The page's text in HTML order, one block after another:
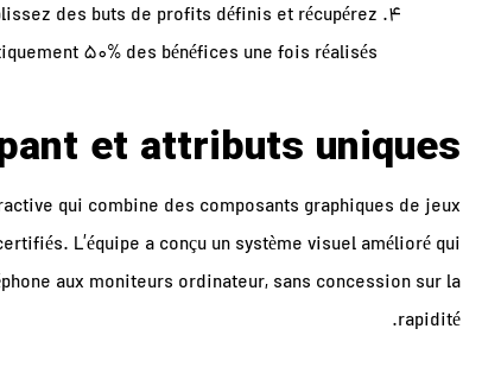
des buts de profits définis et récupérez
50% des bénéfices une fois réalisés
et attributs uniques
qui combine des composants graphiques de jeux
L’équipe a conçu un système visuel amélioré qui
aux moniteurs ordinateur, sans concession sur la
rapidité.